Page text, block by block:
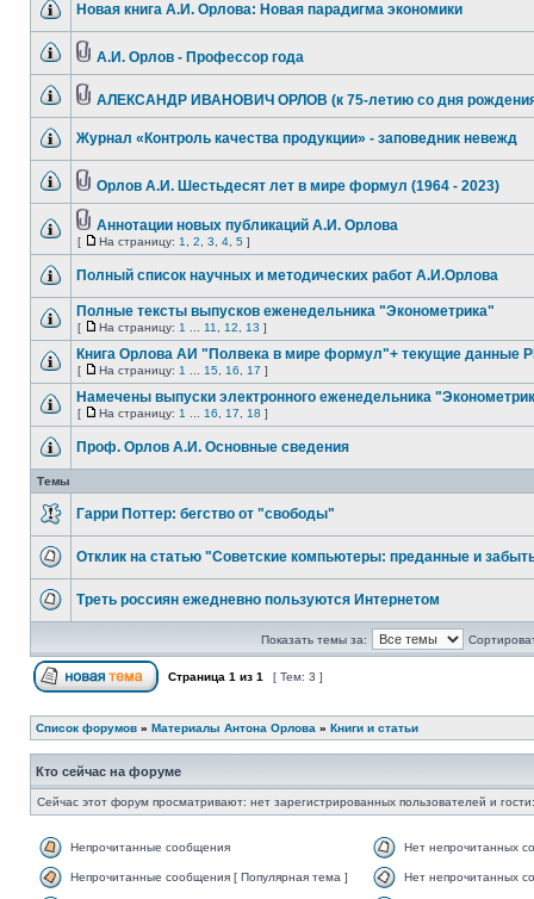
Новая книга А.И. Орлова: Новая парадигма экономики
А.И. Орлов - Профессор года
АЛЕКСАНДР ИВАНОВИЧ ОРЛОВ (к 75-летию со дня
Журнал «Контроль качества продукции» - заповедник невежд
Орлов А.И. Шестьдесят лет в мире формул (1964 - 2023)
Аннотации новых публикаций А.И. Орлова
[ На страницу: 1 2 3 4 5 ]
Полный список научных и методических работ А.И.Орлова
Полные тексты выпусков еженедельника "Эконометрика"
[ На страницу: 1 11 12 13 ]
Книга Орлова АИ "Полвека в мире формул"+ текущие данные
[ На страницу: 1 15 16 17 ]
Намечены выпуски электронного еженедельника
[ На страницу: 1 16 17 18 ]
Проф. Орлов А.И. Основные сведения
Темы
Гарри Поттер: бегство от "свободы"
Отклик на статью "Советские компьютеры: преданные и
Треть россиян ежедневно пользуются Интернетом
Показать темы за:
Страница 1 из 1 [ Тем: 3 ]
Список форумов » Материалы Антона Орлова » Книги и статьи
Кто сейчас на форуме
Сейчас этот форум просматривают: нет зарегистрированных пользователей и
Непрочитанные сообщения Нет непрочитанных
Непрочитанные сообщения [ Популярная тема ] Нет непрочитанных